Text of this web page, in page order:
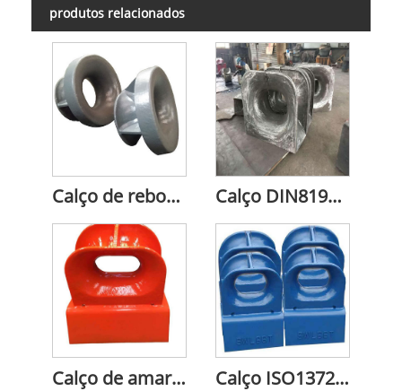
produtos relacionados
Calço de reboque Bulwark (tipo UE) Calço DIN81915 Panamá
Calço de amarração ISO13713 Calço ISO13728 Panamá